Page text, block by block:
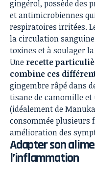
gingérol, possède des
et antimicrobiennes
respiratoires irritées.
la circulation
toxines et à soulager
Une recette
combine ces
gingembre râpé dans
tisane de camomille
(idéalement de
consommée plusieurs
amélioration des
Adapter son
l’inflammation